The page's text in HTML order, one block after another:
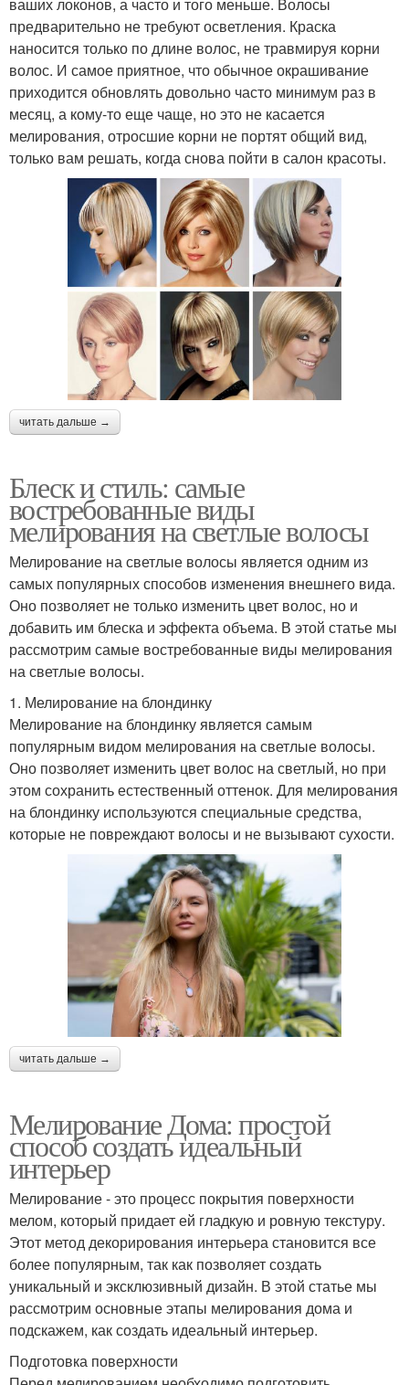
ваших локонов, а часто и того меньше. Волосы
предварительно не требуют осветления. Краска
наносится только по длине волос, не травмируя корни
волос. И самое приятное, что обычное окрашивание
приходится обновлять довольно часто минимум раз в
месяц, а кому-то еще чаще, но это не касается
мелирования, отросшие корни не портят общий вид,
только вам решать, когда снова пойти в салон красоты.
читать дальше →
Блеск и стиль: самые
востребованные виды
мелирования на светлые волосы
Мелирование на светлые волосы является одним из
самых популярных способов изменения внешнего вида.
Оно позволяет не только изменить цвет волос, но и
добавить им блеска и эффекта объема. В этой статье мы
рассмотрим самые востребованные виды мелирования
на светлые волосы.
1. Мелирование на блондинку
Мелирование на блондинку является самым
популярным видом мелирования на светлые волосы.
Оно позволяет изменить цвет волос на светлый, но при
этом сохранить естественный оттенок. Для мелирования
на блондинку используются специальные средства,
которые не повреждают волосы и не вызывают сухости.
читать дальше →
Мелирование Дома: простой
способ создать идеальный
интерьер
Мелирование - это процесс покрытия поверхности
мелом, который придает ей гладкую и ровную текстуру.
Этот метод декорирования интерьера становится все
более популярным, так как позволяет создать
уникальный и эксклюзивный дизайн. В этой статье мы
рассмотрим основные этапы мелирования дома и
подскажем, как создать идеальный интерьер.
Подготовка поверхности